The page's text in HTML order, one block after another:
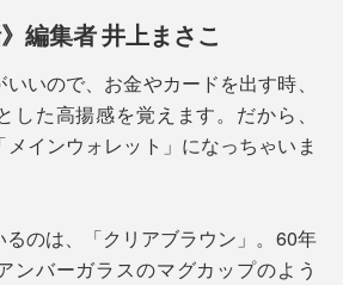
編集者 井上まさこ
いので、お金やカードを出す時、
した高揚感を覚えます。だから、
メインウォレット」になっちゃいま
のは、「クリアブラウン」。60年
ンバーガラスのマグカップのよう